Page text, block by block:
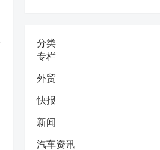
分类
专栏
外贸
快报
新闻
汽车资讯